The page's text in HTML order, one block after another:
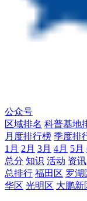
公众号
区域排名 科普基地
月度排行榜 季度排
1月 2月 3月 4月 5月
总分 知识 活动 资讯
总排行 福田区 罗湖
华区 光明区 大鹏新